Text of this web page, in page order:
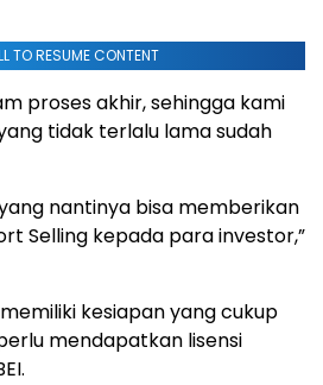
TO RESUME CONTENT
proses akhir, sehingga kami
tidak terlalu lama sudah
nantinya bisa memberikan
Selling kepada para investor,”
kesiapan yang cukup
mendapatkan lisensi